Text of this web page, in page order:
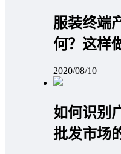
服装终端
何？这样
2020/08/10
如何识别
批发市场